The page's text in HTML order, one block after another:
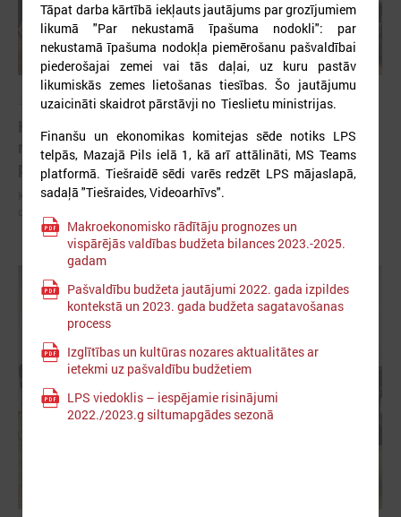
2026. gada 20. janvāris
Komitejā sāk diskusiju par iedzīvotāju ienākuma
nodokļa maksātāja darba vietas uzskaites
principiem
Komitejā sāk diskusiju par iedzīvotāju ienākuma nodokļa maksātāja
Tāpat darba kārtībā iekļauts jautājums par grozījumiem
likumā "Par nekustamā īpašuma nodokli": par
nekustamā īpašuma nodokļa piemērošanu pašvaldībai
piederošajai zemei vai tās daļai, uz kuru pastāv
likumiskās zemes lietošanas tiesības. Šo jautājumu
uzaicināti skaidrot pārstāvji no Tieslietu ministrijas.
Finanšu un ekonomikas komitejas sēde notiks LPS
telpās, Mazajā Pils ielā 1, kā arī attālināti, MS Teams
platformā. Tiešraidē sēdi varēs redzēt LPS mājaslapā,
sadaļā "Tiešraides, Videoarhīvs".
Makroekonomisko rādītāju prognozes un
vispārējās valdības budžeta bilances 2023.-2025.
gadam
Pašvaldību budžeta jautājumi 2022. gada izpildes
kontekstā un 2023. gada budžeta sagatavošanas
process
Izglītības un kultūras nozares aktualitātes ar
ietekmi uz pašvaldību budžetiem
LPS viedoklis – iespējamie risinājumi
2022./2023.g siltumapgādes sezonā